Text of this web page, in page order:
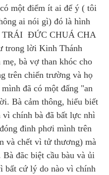
một điểm ít ai để ý ( tôi
ai nói gì) đó là hình
TRÁI ĐỨC CHUÁ CHA
trong lời Kinh Thánh
bà vợ than khóc cho
trên chiến trường và họ
đã có một đấng "an
Bà cảm thông, hiểu biết
chính bà đã bất lực nhì
đinh phơi mình trên
và chết vì tử thương) mà
đăc biệt cầu bàu và ủi
bất cứ lý do nào vì chính